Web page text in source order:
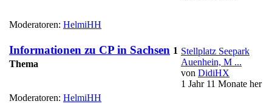
Moderatoren: HelmiHH
Informationen zu CP in Sachsen 1
Thema
Moderatoren: HelmiHH
Stellplatz Seepark
Auenhein, M ...
von DidiHX
1 Jahr 11 Monate her